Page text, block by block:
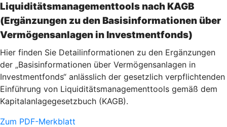
Liquiditätsmanagementtools nach KAGB
(Ergänzungen zu den Basisinformationen über
Vermögensanlagen in Investmentfonds)
Hier finden Sie Detailinformationen zu den Ergänzungen
der „Basisinformationen über Vermögensanlagen in
Investmentfonds“ anlässlich der gesetzlich verpflichtenden
Einführung von Liquiditätsmanagementtools gemäß dem
Kapitalanlagegesetzbuch (KAGB).
Zum PDF-Merkblatt